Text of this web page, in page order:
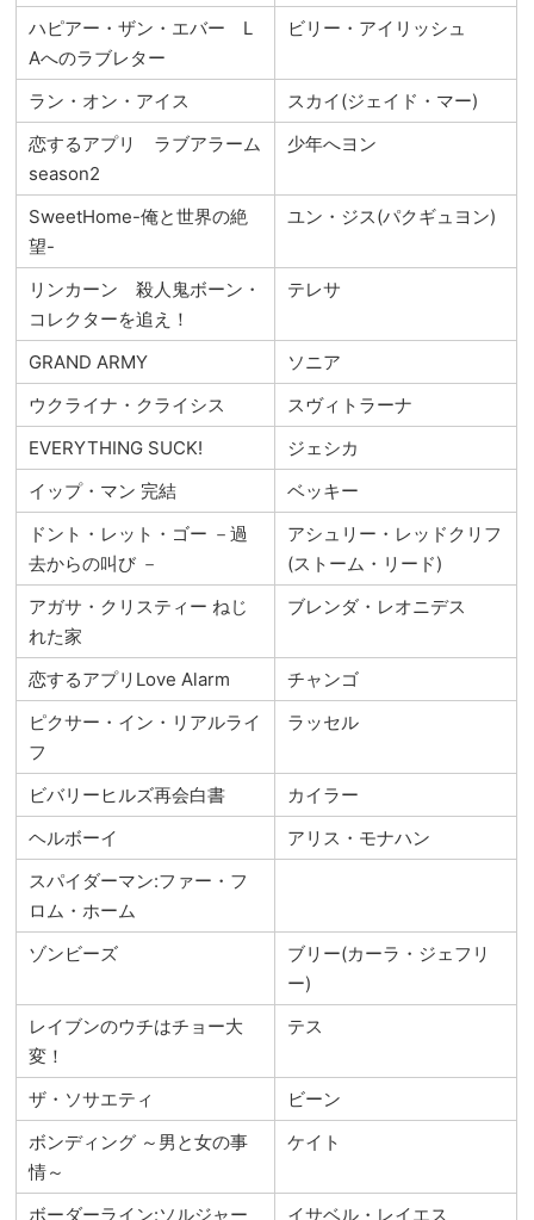
ハピアー・ザン・エバー L
Aへのラブレター
ビリー・アイリッシュ
ラン・オン・アイス
スカイ(ジェイド・マー)
恋するアプリ ラブアラーム
season2
少年へヨン
SweetHome-俺と世界の絶
望-
ユン・ジス(パクギュヨン)
リンカーン 殺人鬼ボーン・
コレクターを追え！
テレサ
GRAND ARMY
ソニア
ウクライナ・クライシス
スヴィトラーナ
EVERYTHING SUCK!
ジェシカ
イップ・マン 完結
ベッキー
ドント・レット・ゴー －過
去からの叫び －
アシュリー・レッドクリフ
(ストーム・リード)
アガサ・クリスティー ねじ
れた家
ブレンダ・レオニデス
恋するアプリLove Alarm
チャンゴ
ピクサー・イン・リアルライ
フ
ラッセル
ビバリーヒルズ再会白書
カイラー
ヘルボーイ
アリス・モナハン
スパイダーマン:ファー・フ
ロム・ホーム
ゾンビーズ
ブリー(カーラ・ジェフリ
ー)
レイブンのウチはチョー大
変！
テス
ザ・ソサエティ
ビーン
ボンディング ～男と女の事
情～
ケイト
ボーダーライン:ソルジャー イサベル・レイエス